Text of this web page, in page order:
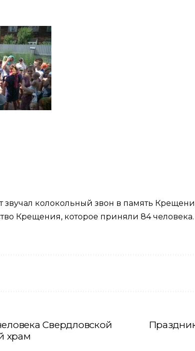
звучал колокольный звон в память
Крещения, которое приняли 84 человека.
Свердловской
храм